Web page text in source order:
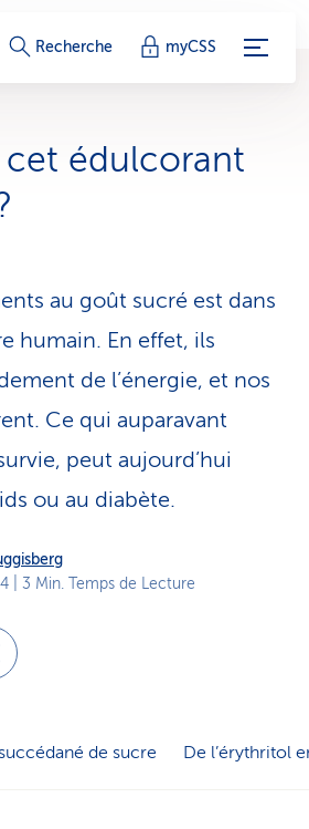
L
e
s
v
c
Recherche myCSS
cet édulcorant
au goût sucré est dans
humain. En effet, ils
de l’énergie, et nos
Ce qui auparavant
peut aujourd’hui
ou au diabète.
| 3 Min. Temps de Lecture
de sucre De l’érythritol